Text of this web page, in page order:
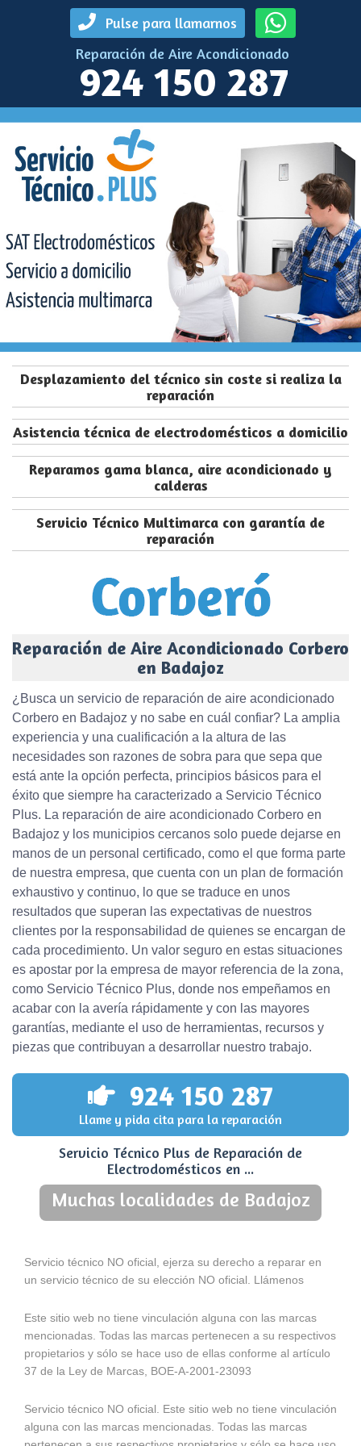
Pulse para llamarnos
Reparación de Aire Acondicionado
924 150 287
Desplazamiento del técnico sin coste si realiza la
reparación
Asistencia técnica de electrodomésticos a domicilio
Reparamos gama blanca, aire acondicionado y
calderas
Servicio Técnico Multimarca con garantía de
reparación
Reparación de Aire Acondicionado Corbero
en Badajoz
¿Busca un servicio de reparación de aire acondicionado
Corbero en Badajoz y no sabe en cuál confiar? La amplia
experiencia y una cualificación a la altura de las
necesidades son razones de sobra para que sepa que
está ante la opción perfecta, principios básicos para el
éxito que siempre ha caracterizado a Servicio Técnico
Plus. La reparación de aire acondicionado Corbero en
Badajoz y los municipios cercanos solo puede dejarse en
manos de un personal certificado, como el que forma parte
de nuestra empresa, que cuenta con un plan de formación
exhaustivo y continuo, lo que se traduce en unos
resultados que superan las expectativas de nuestros
clientes por la responsabilidad de quienes se encargan de
cada procedimiento. Un valor seguro en estas situaciones
es apostar por la empresa de mayor referencia de la zona,
como Servicio Técnico Plus, donde nos empeñamos en
acabar con la avería rápidamente y con las mayores
garantías, mediante el uso de herramientas, recursos y
piezas que contribuyan a desarrollar nuestro trabajo.
924 150 287
Llame y pida cita para la reparación
Servicio Técnico Plus de Reparación de
Electrodomésticos en ...
Muchas localidades de Badajoz
Servicio técnico NO oficial, ejerza su derecho a reparar en
un servicio técnico de su elección NO oficial. Llámenos
Este sitio web no tiene vinculación alguna con las marcas
mencionadas. Todas las marcas pertenecen a su respectivos
propietarios y sólo se hace uso de ellas conforme al artículo
37 de la Ley de Marcas, BOE-A-2001-23093
Servicio técnico NO oficial. Este sitio web no tiene vinculación
alguna con las marcas mencionadas. Todas las marcas